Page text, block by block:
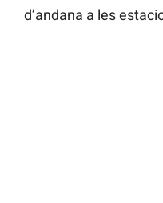
d’andana a les